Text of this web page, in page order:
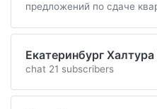
предложений по сдаче
Екатеринбург
chat 21 subscribers